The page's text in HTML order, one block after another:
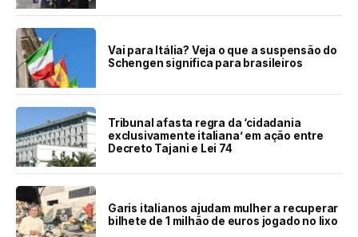
Vai para Itália? Veja o que a suspensão do
Schengen significa para brasileiros
Tribunal afasta regra da ‘cidadania
exclusivamente italiana’ em ação entre
Decreto Tajani e Lei 74
Garis italianos ajudam mulher a recuperar
bilhete de 1 milhão de euros jogado no lixo